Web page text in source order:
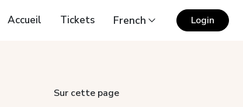
Accueil Tickets French Login
Sur cette page